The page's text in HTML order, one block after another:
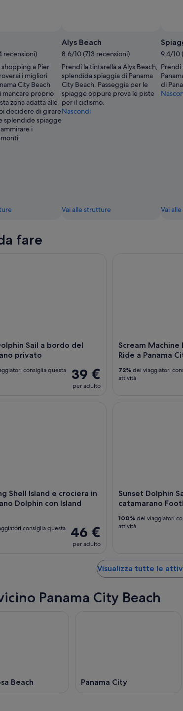
recensioni)
a Pier
i migliori
City Beach
mancare proprio
zona adatta alle
decidere di girare
splendide spiagge
i
Alys Beach
8.6/10 (713 recensioni)
Prendi la tintarella a Alys Beach,
splendida spiaggia di Panama
City Beach. Passeggia per le
spiagge oppure prova le piste
per il ciclismo.
Nascondi
Vai alle strutture
9.4/10
Prendi
di
Vai
fare
Sail a bordo del
privato
39 €
per adulto
consiglia questa
Scream
Ride a Panama
72% dei viaggiatori
attività
Shell Island e crociera in
Dolphin con Island
46 €
per adulto
consiglia questa
Sunset Dolphin
catamarano
100% dei viaggiatori
attività
Visualizza tutte le
Panama City Beach
Beach Panama City